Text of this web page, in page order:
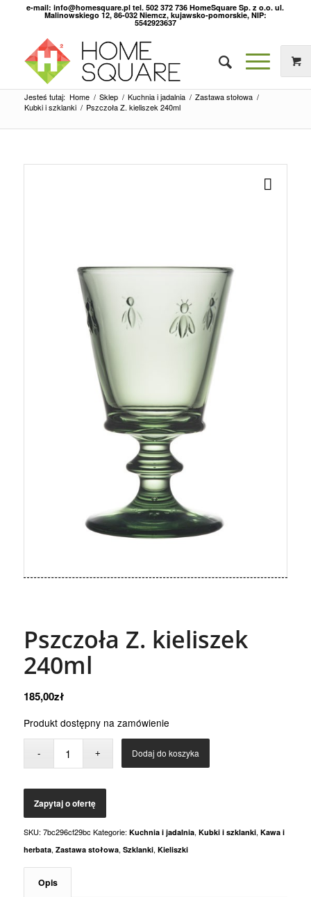
e-mail: info@homesquare.pl tel. 502 372 736 HomeSquare Sp. z o.o. ul.
Malinowskiego 12, 86-032 Niemcz, kujawsko-pomorskie, NIP:
5542923637
Jesteś tutaj: Home / Sklep / Kuchnia i jadalnia / Zastawa stołowa /
Kubki i szklanki / Pszczoła Z. kieliszek 240ml
Pszczoła Z. kieliszek
240ml
185,00zł
Produkt dostępny na zamówienie
Dodaj do koszyka
SKU: 7bc296cf29bc Kategorie: Kuchnia i jadalnia, Kubki i szklanki, Kawa i
herbata, Zastawa stołowa, Szklanki, Kieliszki
Opis